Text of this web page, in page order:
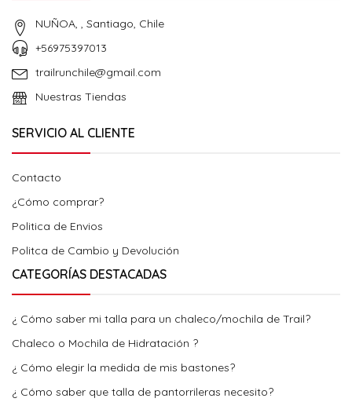
NUÑOA, , Santiago, Chile
+56975397013
trailrunchile@gmail.com
Nuestras Tiendas
SERVICIO AL CLIENTE
Contacto
¿Cómo comprar?
Politica de Envios
Politca de Cambio y Devolución
CATEGORÍAS DESTACADAS
¿ Cómo saber mi talla para un chaleco/mochila de Trail?
Chaleco o Mochila de Hidratación ?
¿ Cómo elegir la medida de mis bastones?
¿ Cómo saber que talla de pantorrileras necesito?